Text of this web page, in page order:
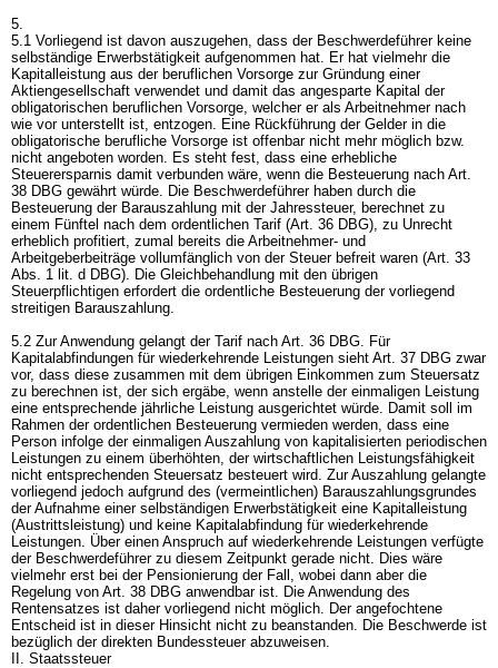
5.
5.1 Vorliegend ist davon auszugehen, dass der Beschwerdeführer keine
selbständige Erwerbstätigkeit aufgenommen hat. Er hat vielmehr die
Kapitalleistung aus der beruflichen Vorsorge zur Gründung einer
Aktiengesellschaft verwendet und damit das angesparte Kapital der
obligatorischen beruflichen Vorsorge, welcher er als Arbeitnehmer nach
wie vor unterstellt ist, entzogen. Eine Rückführung der Gelder in die
obligatorische berufliche Vorsorge ist offenbar nicht mehr möglich bzw.
nicht angeboten worden. Es steht fest, dass eine erhebliche
Steuerersparnis damit verbunden wäre, wenn die Besteuerung nach Art.
38 DBG gewährt würde. Die Beschwerdeführer haben durch die
Besteuerung der Barauszahlung mit der Jahressteuer, berechnet zu
einem Fünftel nach dem ordentlichen Tarif (Art. 36 DBG), zu Unrecht
erheblich profitiert, zumal bereits die Arbeitnehmer- und
Arbeitgeberbeiträge vollumfänglich von der Steuer befreit waren (Art. 33
Abs. 1 lit. d DBG). Die Gleichbehandlung mit den übrigen
Steuerpflichtigen erfordert die ordentliche Besteuerung der vorliegend
streitigen Barauszahlung.
5.2 Zur Anwendung gelangt der Tarif nach Art. 36 DBG. Für
Kapitalabfindungen für wiederkehrende Leistungen sieht Art. 37 DBG zwar
vor, dass diese zusammen mit dem übrigen Einkommen zum Steuersatz
zu berechnen ist, der sich ergäbe, wenn anstelle der einmaligen Leistung
eine entsprechende jährliche Leistung ausgerichtet würde. Damit soll im
Rahmen der ordentlichen Besteuerung vermieden werden, dass eine
Person infolge der einmaligen Auszahlung von kapitalisierten periodischen
Leistungen zu einem überhöhten, der wirtschaftlichen Leistungsfähigkeit
nicht entsprechenden Steuersatz besteuert wird. Zur Auszahlung gelangte
vorliegend jedoch aufgrund des (vermeintlichen) Barauszahlungsgrundes
der Aufnahme einer selbständigen Erwerbstätigkeit eine Kapitalleistung
(Austrittsleistung) und keine Kapitalabfindung für wiederkehrende
Leistungen. Über einen Anspruch auf wiederkehrende Leistungen verfügte
der Beschwerdeführer zu diesem Zeitpunkt gerade nicht. Dies wäre
vielmehr erst bei der Pensionierung der Fall, wobei dann aber die
Regelung von Art. 38 DBG anwendbar ist. Die Anwendung des
Rentensatzes ist daher vorliegend nicht möglich. Der angefochtene
Entscheid ist in dieser Hinsicht nicht zu beanstanden. Die Beschwerde ist
bezüglich der direkten Bundessteuer abzuweisen.
II. Staatssteuer